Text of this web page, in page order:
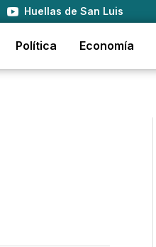
Huellas de San Luis
Política Economía